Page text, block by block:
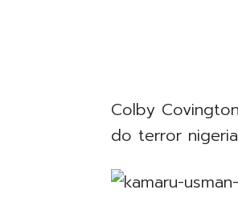
Colby
do terror